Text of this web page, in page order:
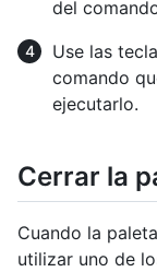
del
Use las
comando
ejecutarlo.
Cerrar la
Cuando la
utilizar uno de